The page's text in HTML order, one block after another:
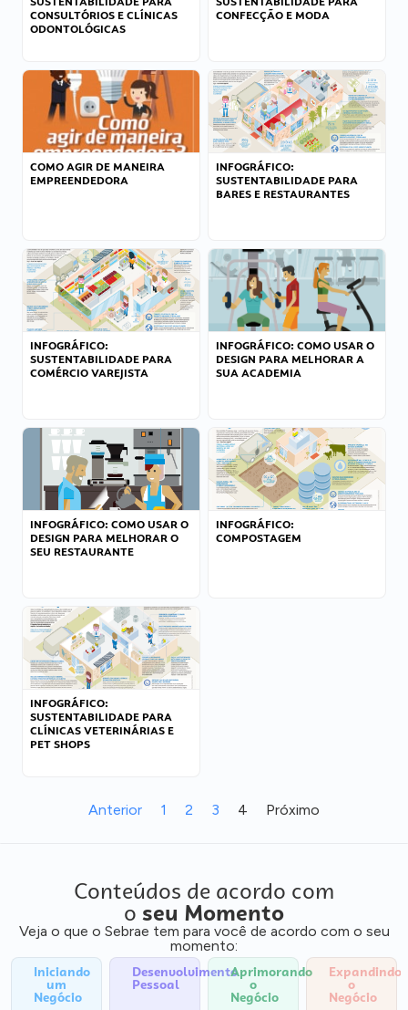
CONSULTÓRIOS E CLÍNICAS
ODONTOLÓGICAS
CONFECÇÃO E MODA
COMO AGIR DE MANEIRA
EMPREENDEDORA
INFOGRÁFICO:
SUSTENTABILIDADE PARA
BARES E RESTAURANTES
INFOGRÁFICO:
SUSTENTABILIDADE PARA
COMÉRCIO VAREJISTA
INFOGRÁFICO: COMO USAR O
DESIGN PARA MELHORAR A
SUA ACADEMIA
INFOGRÁFICO: COMO USAR O
DESIGN PARA MELHORAR O
SEU RESTAURANTE
INFOGRÁFICO:
COMPOSTAGEM
INFOGRÁFICO:
SUSTENTABILIDADE PARA
CLÍNICAS VETERINÁRIAS E
PET SHOPS
Anterior 1 2 3 4 Próximo
Conteúdos de acordo com
o seu Momento
Veja o que o Sebrae tem para você de acordo com o seu
momento:
Iniciando
um
Negócio
Desenvolvimento
Pessoal
Aprimorando
o
Negócio
Expandindo
o
Negócio